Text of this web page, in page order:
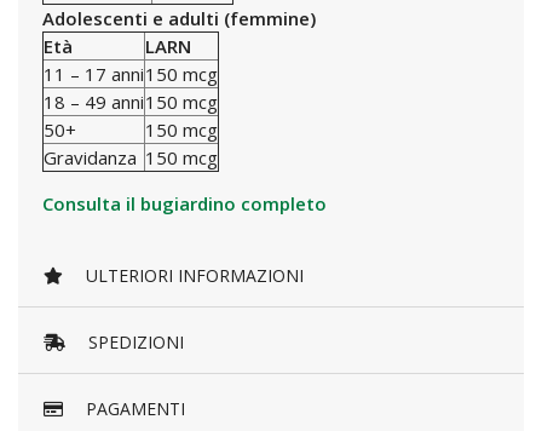
Adolescenti e adulti (femmine)
Età
LARN
11 – 17 anni150 mcg
18 – 49 anni150 mcg
50+
150 mcg
Gravidanza 150 mcg
Consulta il bugiardino completo
ULTERIORI INFORMAZIONI
SPEDIZIONI
PAGAMENTI